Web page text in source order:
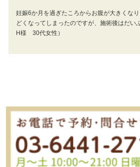
妊娠6か月を過ぎたころからお腹が大きくな
どくなってしまったのですが、施術後はだい
H様 30代女性）